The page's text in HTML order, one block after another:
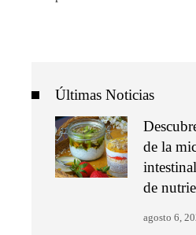
Últimas Noticias
de la
de
agosto 6,